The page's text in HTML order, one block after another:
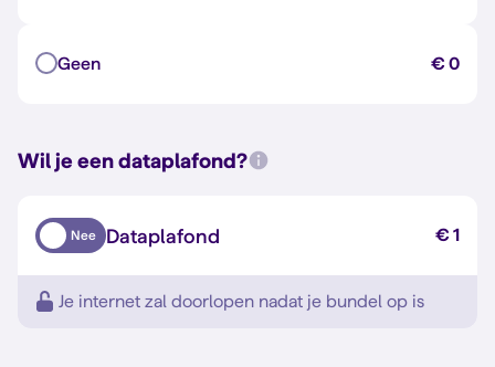
Geen € 0
Wil je een dataplafond?
Nee Dataplafond € 1
Je internet zal doorlopen nadat je bundel op is